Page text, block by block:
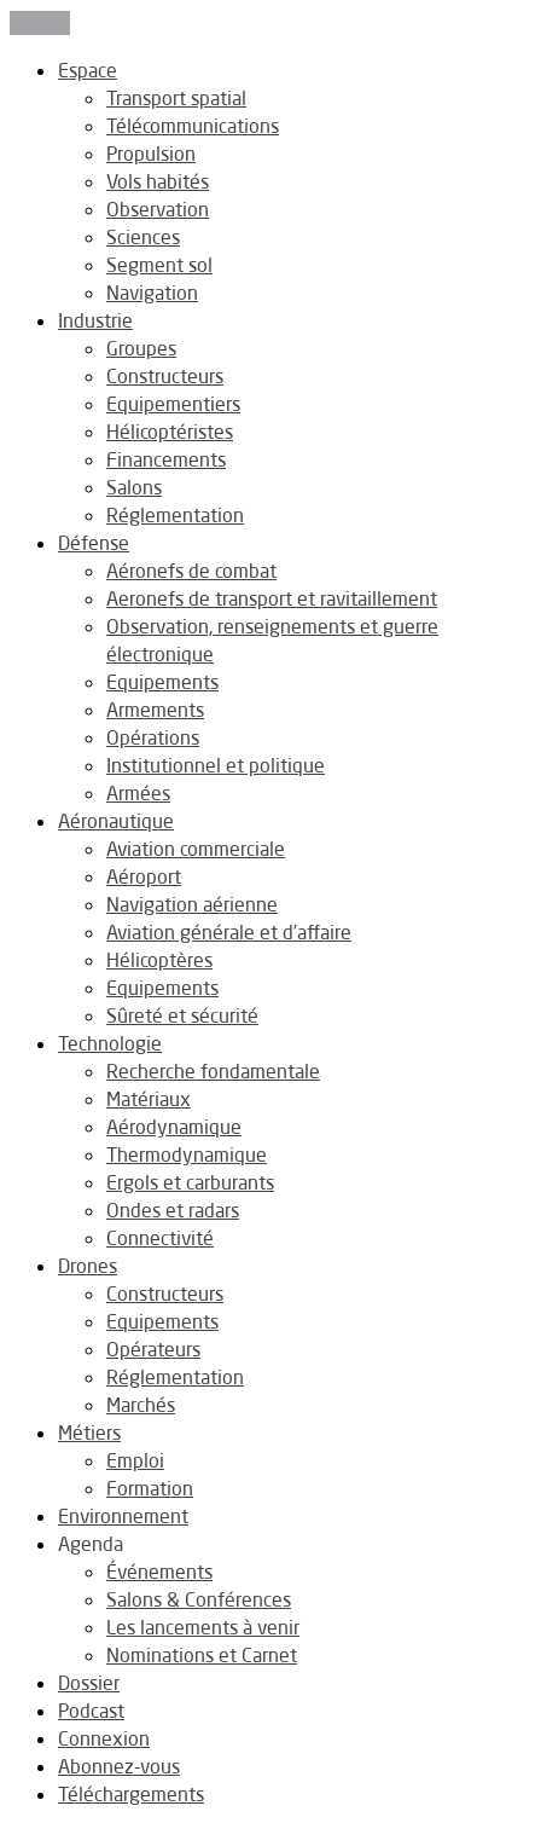
Espace
Transport spatial
Télécommunications
Propulsion
Vols habités
Observation
Sciences
Segment sol
Navigation
Industrie
Groupes
Constructeurs
Equipementiers
Hélicoptéristes
Financements
Salons
Réglementation
Défense
Aéronefs de combat
Aeronefs de transport et ravitaillement
Observation, renseignements et guerre
électronique
Equipements
Armements
Opérations
Institutionnel et politique
Armées
Aéronautique
Aviation commerciale
Aéroport
Navigation aérienne
Aviation générale et d’affaire
Hélicoptères
Equipements
Sûreté et sécurité
Technologie
Recherche fondamentale
Matériaux
Aérodynamique
Thermodynamique
Ergols et carburants
Ondes et radars
Connectivité
Drones
Constructeurs
Equipements
Opérateurs
Réglementation
Marchés
Métiers
Emploi
Formation
Environnement
Agenda
Événements
Salons & Conférences
Les lancements à venir
Nominations et Carnet
Dossier
Podcast
Connexion
Abonnez-vous
Téléchargements